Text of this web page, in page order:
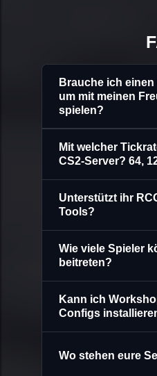
Brauche ich einen
um mit meinen
spielen?
Mit welcher
CS2-Server? 64,
Unterstützt ihr
Tools?
Wie viele Spieler
beitreten?
Kann ich
Configs
Wo stehen eure